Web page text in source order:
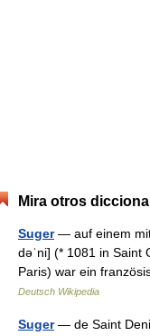
Mira otros
Suger— auf einem
dəˈni] (* 1081 in Saint
Paris) war ein
Deutsch Wikipedia
Suger— de Saint